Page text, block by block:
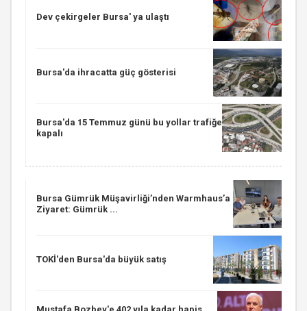
Dev çekirgeler Bursa' ya ulaştı
Bursa'da ihracatta güç gösterisi
Bursa'da 15 Temmuz günü bu yollar trafiğe
kapalı
Bursa Gümrük Müşavirliği’nden Warmhaus’a
Ziyaret: Gümrük ...
TOKİ'den Bursa'da büyük satış